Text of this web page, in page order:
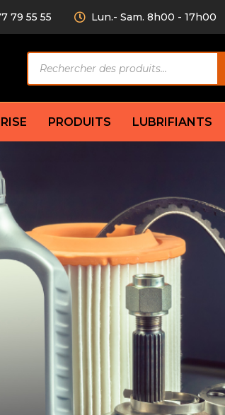
79 55 55 Lun.- Sam. 8h00 - 17h00
de
produits
AV/AR
amortisseur
Compresseur
Condenseur
Électrovanne
Évaporateur
Mano
Thermostat d’eau
Sonde de température
PRODUITS LUBRIFIANTS